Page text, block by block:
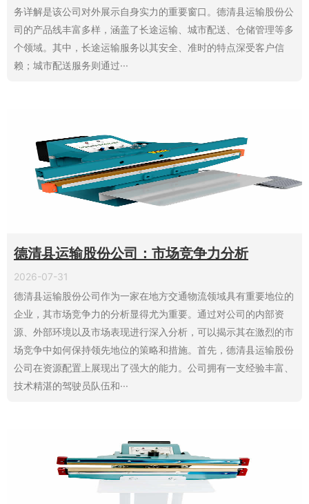
务详解是该公司对外展示自身实力的重要窗口。德清县运输股份公
司的产品线丰富多样，涵盖了长途运输、城市配送、仓储管理等多
个领域。其中，长途运输服务以其安全、准时的特点深受客户信
赖；城市配送服务则通过···
德清县运输股份公司：市场竞争力分析
2026-07-31
德清县运输股份公司作为一家在地方交通物流领域具有重要地位的
企业，其市场竞争力的分析显得尤为重要。通过对公司的内部资
源、外部环境以及市场表现进行深入分析，可以揭示其在激烈的市
场竞争中如何保持领先地位的策略和措施。首先，德清县运输股份
公司在资源配置上展现出了强大的能力。公司拥有一支经验丰富、
技术精湛的驾驶员队伍和···